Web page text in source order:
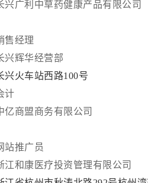
兴广利中草药健康产品有限公司
售经理
兴辉华经营部
兴火车站西路100号
计
亿商盟商务有限公司
站推广员
江和康医疗投资管理有限公司